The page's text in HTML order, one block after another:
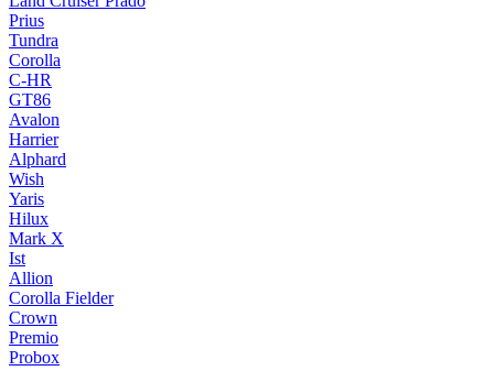
Prius
Tundra
Corolla
C-HR
GT86
Avalon
Harrier
Alphard
Wish
Yaris
Hilux
Mark X
Ist
Allion
Corolla Fielder
Crown
Premio
Probox